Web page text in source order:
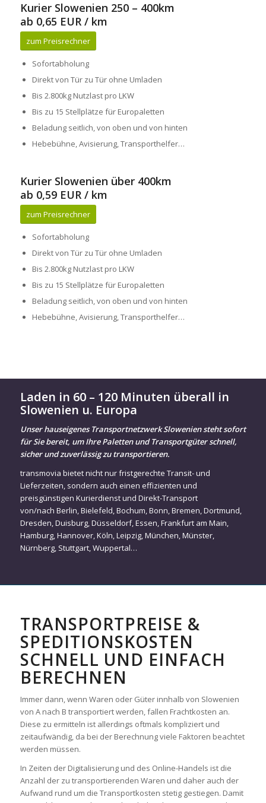
Kurier Slowenien 250 – 400km
ab 0,65 EUR / km
zum Preisrechner
Sofortabholung
Direkt von Tür zu Tür ohne Umladen
Bis 2.800kg Nutzlast pro LKW
Bis zu 15 Stellplätze für Europaletten
Beladung seitlich, von oben und von hinten
Hebebühne, Avisierung, Transporthelfer…
Kurier Slowenien über 400km
ab 0,59 EUR / km
zum Preisrechner
Sofortabholung
Direkt von Tür zu Tür ohne Umladen
Bis 2.800kg Nutzlast pro LKW
Bis zu 15 Stellplätze für Europaletten
Beladung seitlich, von oben und von hinten
Hebebühne, Avisierung, Transporthelfer…
Laden in 60 – 120 Minuten überall in
Slowenien u. Europa
Unser hauseigenes Transportnetzwerk Slowenien steht sofort
für Sie bereit, um Ihre Paletten und Transportgüter schnell,
sicher und zuverlässig zu transportieren.
transmovia bietet nicht nur fristgerechte Transit- und
Lieferzeiten, sondern auch einen effizienten und
preisgünstigen Kurierdienst und Direkt-Transport
von/nach Berlin,Bielefeld,Bochum,Bonn,Bremen,Dortmund,
Dresden,Duisburg,Düsseldorf,Essen,Frankfurt am Main,
Hamburg,Hannover,Köln,Leipzig,München,Münster,
Nürnberg, Stuttgart,Wuppertal…
TRANSPORTPREISE &
SPEDITIONSKOSTEN
SCHNELL UND EINFACH
BERECHNEN
Immer dann, wenn Waren oder Güter innhalb von Slowenien
von A nach B transportiert werden, fallen Frachtkosten an.
Diese zu ermitteln ist allerdings oftmals kompliziert und
zeitaufwändig, da bei der Berechnung viele Faktoren beachtet
werden müssen.
In Zeiten der Digitalisierung und des Online-Handels ist die
Anzahl der zu transportierenden Waren und daher auch der
Aufwand rund um die Transportkosten stetig gestiegen. Damit